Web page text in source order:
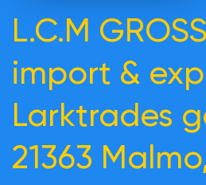
L.C.M GROSS
import &
Larktrades
21363